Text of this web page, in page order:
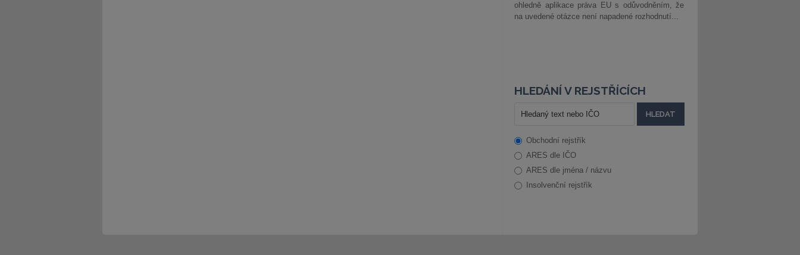
ohledně aplikace práva EU s odůvodněním, že
na uvedené otázce není napadené rozhodnutí...
HLEDÁNÍ V REJSTŘÍCÍCH
Obchodní rejstřík
ARES dle IČO
ARES dle jména / názvu
Insolvenční rejstřík